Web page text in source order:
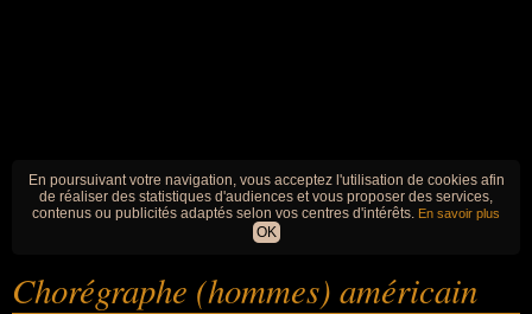
En poursuivant votre navigation, vous acceptez l'utilisation de cookies afin
de réaliser des statistiques d'audiences et vous proposer des services,
contenus ou publicités adaptés selon vos centres d'intérêts. En savoir plus
OK
Chorégraphe (hommes) américain